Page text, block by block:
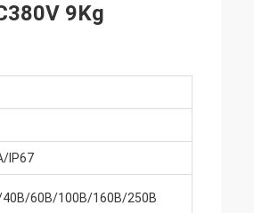
9Kg
IP67
40B/60B/100B/160B/250B